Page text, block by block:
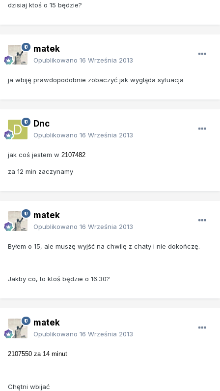
dzisiaj ktoś o 15 będzie?
matek
Opublikowano 16 Września 2013
ja wbiję prawdopodobnie zobaczyć jak wygląda sytuacja
Dnc
Opublikowano 16 Września 2013
jak coś jestem w 2107482
za 12 min zaczynamy
matek
Opublikowano 16 Września 2013
Byłem o 15, ale muszę wyjść na chwilę z chaty i nie dokończę.
Jakby co, to ktoś będzie o 16.30?
matek
Opublikowano 16 Września 2013
2107550 za 14 minut
Chętni wbijać